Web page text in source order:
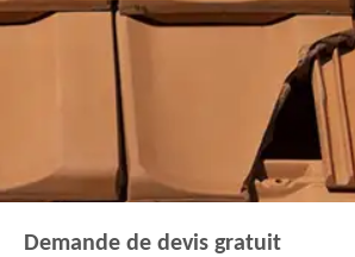
Demande de devis gratuit